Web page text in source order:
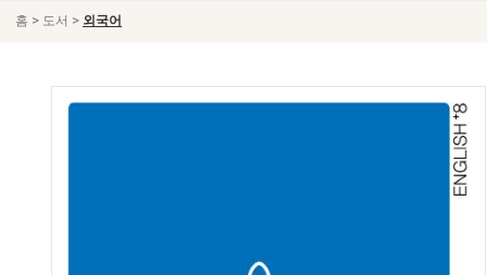
홈 > 도서 > 외국어